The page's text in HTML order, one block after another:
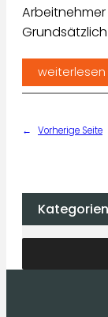
weiterlesen
← Vorherige Seite
Kategorien